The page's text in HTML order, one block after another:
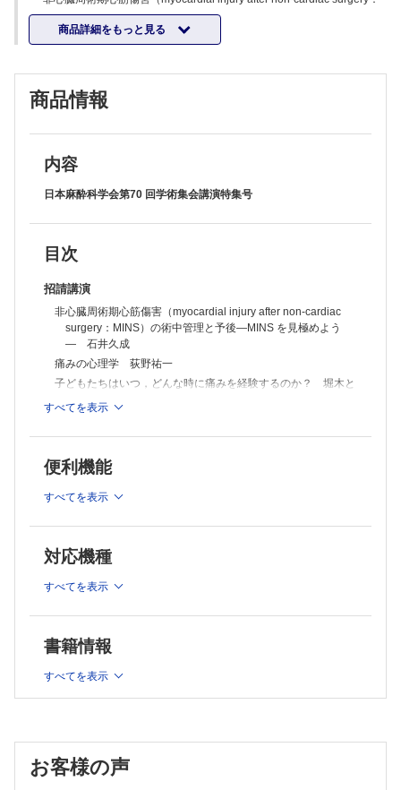
MINS）の術中管理と予後―MINS を見極めよう― 石井久成
痛みの心理学 荻野祐一
子どもたちはいつ，どんな時に痛みを経験するのか？ 堀木としみ
入麻酔薬の可能性― 土井松幸
microRNA が関与する疾患の成り立ちと麻酔管理 石川真士
With コロナ時代の区域麻酔：パンデミックから学んだこと 堀田訓久
災害時の医療体制作り―病院は？ 地域は？― 山下和範
招待講演
評価と管理に関するガイドライン」の要点 平岡栄治
小児・新生児への薬の適応外使用とは 河田 興
侵害受容体TRPV1 富永真琴
循環器領域における人工臓器の現状と展望 宮川 繁
リハビリテーション栄養からみたプレハビリテーションとサルコペニ
ア 若林秀隆
reasoning）を中心に― 板井孝壱郎
妥当な学習者評価を行うためには？ ―評価額の基本から学んでみよう
― 松山 泰
より安全な全身麻酔管理を目指す筋弛緩薬使用方法の臨床研究 磯野史
ヒト屈曲反射ワインドアップ観察の低侵襲手法 谷口智哉ほか
商品詳細をもっと見る
商品情報
内容
日本麻酔科学会第70 回学術集会講演特集号
目次
招請講演
非心臓周術期心筋傷害（myocardial injury after non-cardiac
surgery：MINS）の術中管理と予後―MINS を見極めよう
― 石井久成
痛みの心理学 荻野祐一
子どもたちはいつ，どんな時に痛みを経験するのか？ 堀木と
鎮静管理の新たな武器を求めて―レミマゾラム，レミフェンタ
ニル，吸入麻酔薬の可能性― 土井松幸
microRNA が関与する疾患の成り立ちと麻酔管理 石川真士
看護師による特定行為周術期管理の現状と今後の展望 川口昌
術後せん妄の現況と展望 里元麻衣子
With コロナ時代の区域麻酔：パンデミックから学んだこと
堀田訓久
災害時の医療体制作り―病院は？ 地域は？― 山下和範
心疾患の評価と管理に関するガイドライン」の要点 平岡栄
呼吸の揺らぎに隠された情報を解読する 越久仁敬
小児・新生児への薬の適応外使用とは 河田 興
侵害受容体TRPV1 富永真琴
循環器領域における人工臓器の現状と展望 宮川 繁
すべてを表示
便利機能
すべてを表示
対応機種
すべてを表示
書籍情報
すべてを表示
お客様の声